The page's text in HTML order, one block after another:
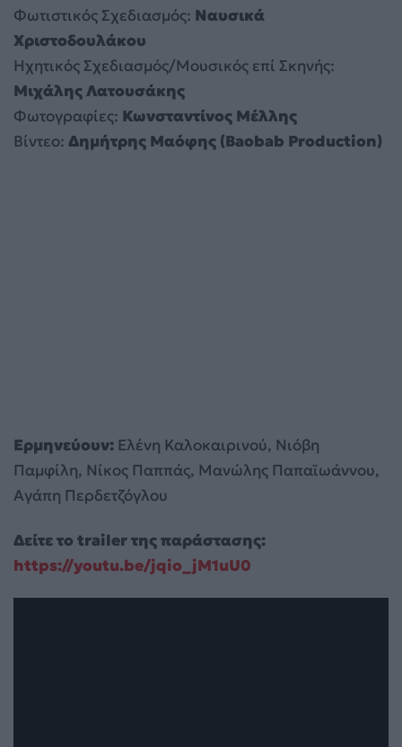
Φωτιστικός Σχεδιασμός: Ναυσικά
Χριστοδουλάκου
Ηχητικός Σχεδιασμός/Μουσικός επί Σκηνής:
Μιχάλης Λατουσάκης
Φωτογραφίες: Κωνσταντίνος Μέλλης
Βίντεο: Δημήτρης Μαόφης (Baobab Production)
Ερμηνεύουν: Ελένη Καλοκαιρινού, Νιόβη
Παμφίλη, Νίκος Παππάς, Μανώλης Παπαϊωάννου,
Αγάπη Περδετζόγλου
Δείτε το trailer της παράστασης:
https://youtu.be/jqio_jM1uU0